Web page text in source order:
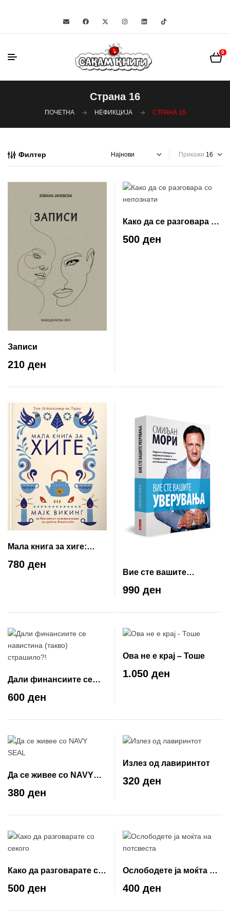
0
Страна 16
ПОЧЕТНА НЕФИКЦИЈА СТРАНА 16
Филтер Прикажи
Записи
210 ден
Како да се разговара со
непознати
500 ден
Мала книга за хиге:
данскиот начин на
добро живеење
780 ден
Вие сте вашите
уверувања
990 ден
Дали финансиите се
навистина (такво)
страшило?!
600 ден
Ова не е крај – Тоше
1.050 ден
Да се живее со NAVY
SEAL
380 ден
Излез од лавиринтот
320 ден
Како да разговарате со
секого
500 ден
Ослободете ја моќта на
потсвеста
400 ден